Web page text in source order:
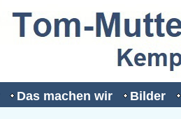
Das machen wir Bilder